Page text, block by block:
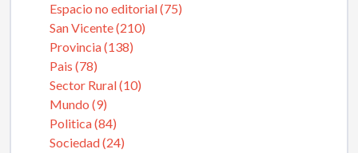
Espacio no editorial (75)
San Vicente (210)
Provincia (138)
Pais (78)
Sector Rural (10)
Mundo (9)
Politica (84)
Sociedad (24)